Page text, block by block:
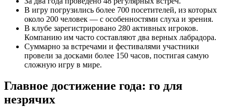
В игру погрузились более 700 посетителей, из которых
около 200 человек — с особенностями слуха и зрения.
В клубе зарегистрировано 280 активных игроков.
Компанию им часто составляют два верных лабрадора.
Суммарно за встречами и фестивалями участники
провели за досками более 150 часов, постигая самую
сложную игру в мире.
Главное достижение года: го для
незрячих